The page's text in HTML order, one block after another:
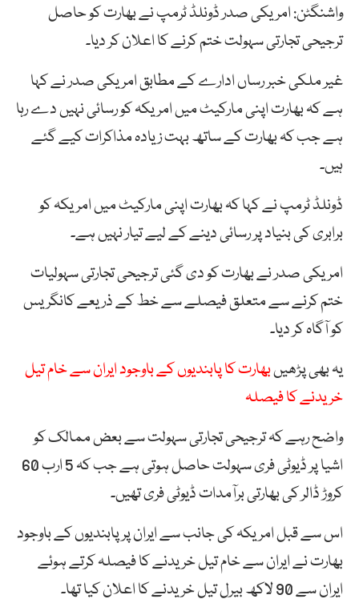
واشنگٹن: امریکی صدر ڈونلڈ ٹرمپ نے بھارت کو حاصل
ترجیحی تجارتی سہولت ختم کرنے کا اعلان کر دیا۔
غیر ملکی خبر رساں ادارے کے مطابق امریکی صدر نے کہا
ہے کہ بھارت اپنی مارکیٹ میں امریکہ کو رسائی نہیں دے رہا
ہے جب کہ بھارت کے ساتھ بہت زیادہ مذاکرات کیے گئے
ہیں۔
ڈونلڈ ٹرمپ نے کہا کہ بھارت اپنی مارکیٹ میں امریکہ کو
برابری کی بنیاد پر رسائی دینے کے لیے تیار نہیں ہے۔
امریکی صدر نے بھارت کو دی گئی ترجیحی تجارتی سہولیات
ختم کرنے سے متعلق فیصلے سے خط کے ذریعے کانگریس
کو آگاہ کر دیا۔
یہ بھی پڑھیںبھارت کا پابندیوں کے باوجود ایران سے خام تیل
خریدنے کا فیصلہ
واضح رہے کہ ترجیحی تجارتی سہولت سے بعض ممالک کو
اشیا پر ڈیوٹی فری سہولت حاصل ہوتی ہے جب کہ 5 ارب 60
کروڑ ڈالر کی بھارتی برآمدات ڈیوٹی فری تھیں۔
اس سے قبل امریکہ کی جانب سے ایران پر پابندیوں کے باوجود
بھارت نے ایران سے خام تیل خریدنے کا فیصلہ کرتے ہوئے
ایران سے 90 لاکھ بیرل تیل خریدنے کا اعلان کیا تھا۔